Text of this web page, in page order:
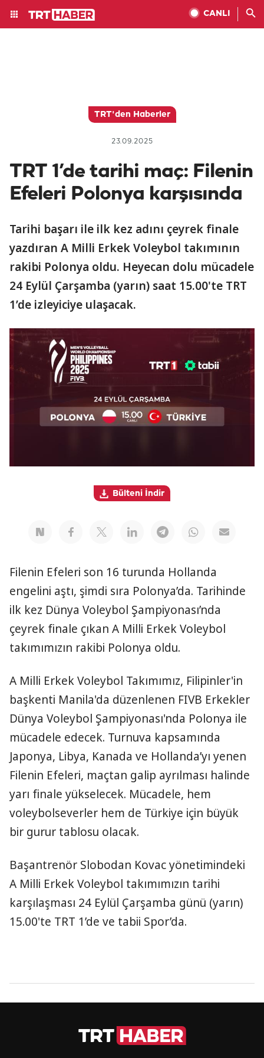
CANLI
TRT'den Haberler
23.09.2025
TRT 1’de tarihi maç: Filenin
Efeleri Polonya karşısında
Tarihi başarı ile ilk kez adını çeyrek finale
yazdıran A Milli Erkek Voleybol takımının
rakibi Polonya oldu. Heyecan dolu mücadele
24 Eylül Çarşamba (yarın) saat 15.00'te TRT
1’de izleyiciye ulaşacak.
Bülteni İndir
Filenin Efeleri son 16 turunda Hollanda
engelini aştı, şimdi sıra Polonya’da. Tarihinde
ilk kez Dünya Voleybol Şampiyonası’nda
çeyrek finale çıkan A Milli Erkek Voleybol
takımımızın rakibi Polonya oldu.
A Milli Erkek Voleybol Takımımız, Filipinler'in
başkenti Manila'da düzenlenen FIVB Erkekler
Dünya Voleybol Şampiyonası'nda Polonya ile
mücadele edecek. Turnuva kapsamında
Japonya, Libya, Kanada ve Hollanda’yı yenen
Filenin Efeleri, maçtan galip ayrılması halinde
yarı finale yükselecek. Mücadele, hem
voleybolseverler hem de Türkiye için büyük
bir gurur tablosu olacak.
Başantrenör Slobodan Kovac yönetimindeki
A Milli Erkek Voleybol takımımızın tarihi
karşılaşması 24 Eylül Çarşamba günü (yarın)
15.00'te TRT 1’de ve tabii Spor’da.